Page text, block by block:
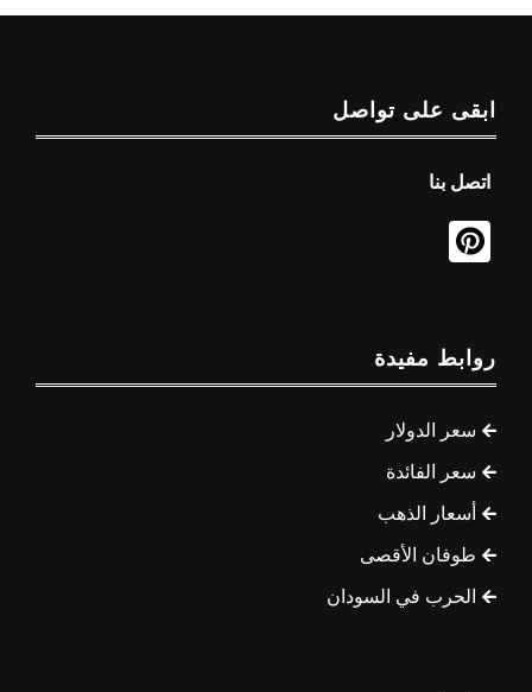
ابقى على تواصل
اتصل بنا
روابط مفيدة
سعر الدولار
سعر الفائدة
أسعار الذهب
طوفان الأقصى
الحرب في السودان